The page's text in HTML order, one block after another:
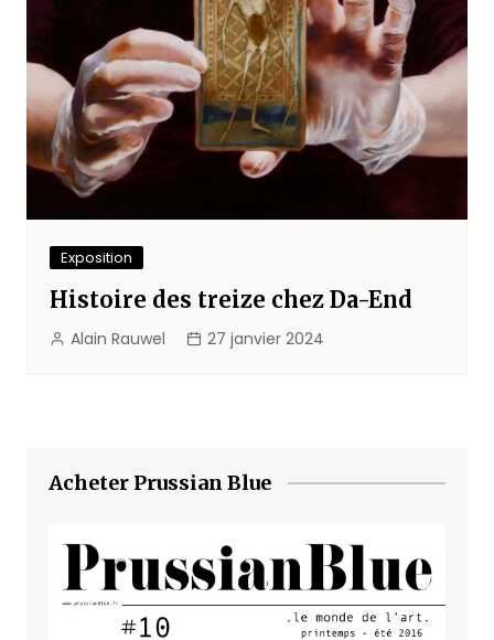
Exposition
Histoire des treize chez Da-End
Alain Rauwel 27 janvier 2024
Acheter Prussian Blue